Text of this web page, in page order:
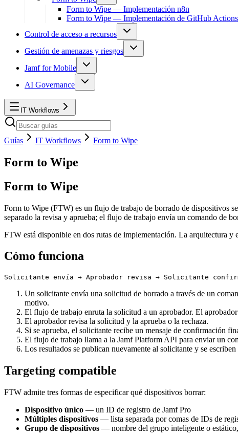
Form to Wipe — Implementación n8n
Form to Wipe — Implementación de GitHub Actions
Control de acceso a recursos
Gestión de amenazas y riesgos
Jamf for Mobile
AI Governance
IT Workflows
Guías IT Workflows Form to Wipe
Form to Wipe
Form to Wipe
Form to Wipe (FTW) es un flujo de trabajo de borrado de dispositivos
separado la revisa y aprueba; el flujo de trabajo envía un comando de
FTW está disponible en dos rutas de implementación. La arquitectura
Cómo funciona
Un solicitante envía una solicitud de borrado a través de un
motivo.
El flujo de trabajo enruta la solicitud a un aprobador. El
El aprobador revisa la solicitud y la aprueba o la rechaza.
Si se aprueba, el solicitante recibe un mensaje de confirmación
El flujo de trabajo llama a la Jamf Platform API para enviar un
Los resultados se publican nuevamente al solicitante y se
Targeting compatible
FTW admite tres formas de especificar qué dispositivos borrar:
Dispositivo único — un ID de registro de Jamf Pro
Múltiples dispositivos — lista separada por comas de IDs de
Grupo de dispositivos — nombre del grupo inteligente o